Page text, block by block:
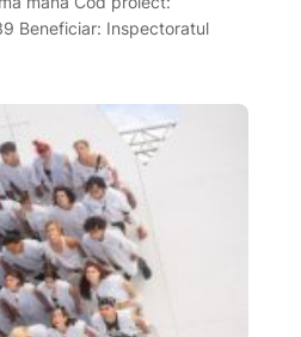
Beneficiar: Inspectoratul